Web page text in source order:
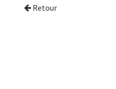
Retour